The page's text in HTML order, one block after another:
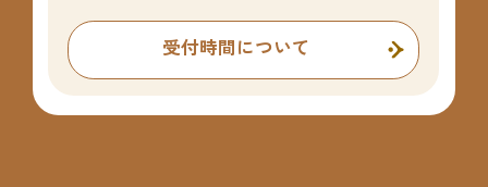
受付時間について